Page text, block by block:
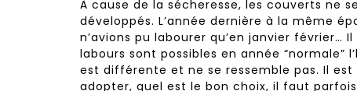
À cause de la sécheresse, les couverts ne
développés. L’année dernière à la même
n’avions pu labourer qu’en janvier
labours sont possibles en année
est différente et ne se ressemble pas. Il
adopter, quel est le bon choix, il faut